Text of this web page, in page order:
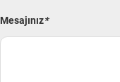
Mesajınız*